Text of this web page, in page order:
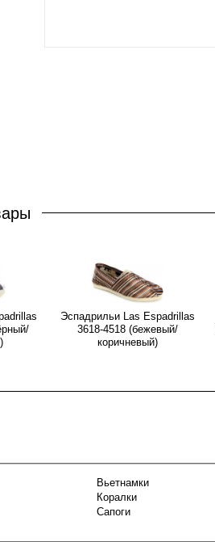
Эспадрильи Las Espadrillas
3618-4518 (бежевый/
коричневый)
Вьетнамки
Коралки
Сапоги